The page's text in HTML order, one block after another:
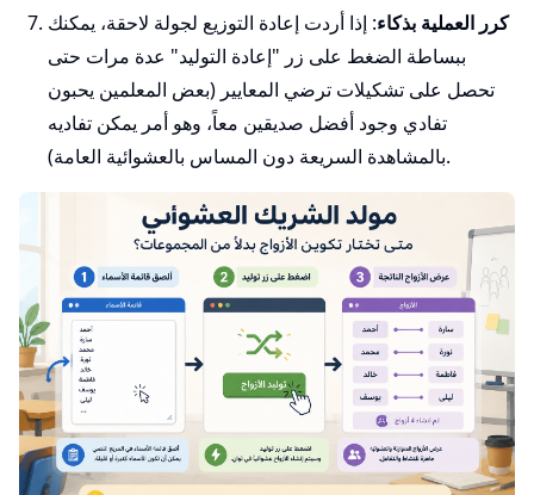
كرر العملية بذكاء: إذا أردت إعادة التوزيع لجولة لاحقة، يمكنك
ببساطة الضغط على زر "إعادة التوليد" عدة مرات حتى
تحصل على تشكيلات ترضي المعايير (بعض المعلمين يحبون
تفادي وجود أفضل صديقين معاً، وهو أمر يمكن تفاديه
بالمشاهدة السريعة دون المساس بالعشوائية العامة).